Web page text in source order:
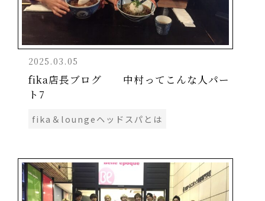
2025.03.05
fika店長ブログ 中村ってこんな人パー
ト7
fika＆loungeヘッドスパとは